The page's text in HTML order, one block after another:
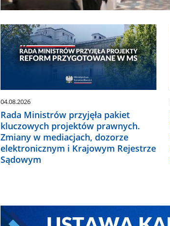
04.08.2026
Rada Ministrów przyjęła pakiet
kluczowych projektów prawnych.
Zmiany w mediacjach, dozorze
elektronicznym i Krajowym Rejestrze
Sądowym